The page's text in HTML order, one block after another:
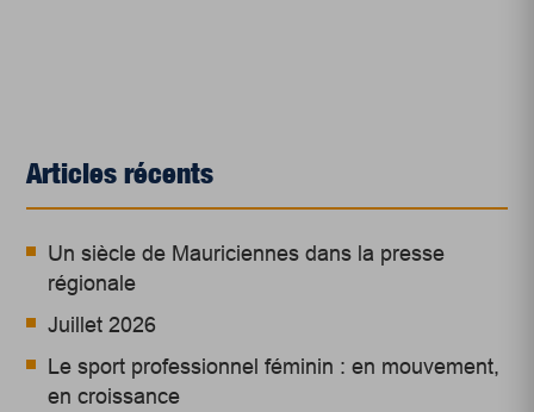
Articles récents
Un siècle de Mauriciennes dans la presse
régionale
Juillet 2026
Le sport professionnel féminin : en mouvement,
en croissance